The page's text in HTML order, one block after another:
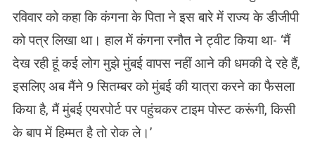
रविवार को कहा कि कंगना के पिता ने इस बारे में राज्य के डीजीपी
को पत्र लिखा था। हाल में कंगना रनौत ने ट्वीट किया था- ‘मैं
देख रही हूं कई लोग मुझे मुंबई वापस नहीं आने की धमकी दे रहे हैं,
इसलिए अब मैंने 9 सितम्बर को मुंबई की यात्रा करने का फैसला
किया है, मैं मुंबई एयरपोर्ट पर पहुंचकर टाइम पोस्ट करूंगी, किसी
के बाप में हिम्मत है तो रोक ले।’